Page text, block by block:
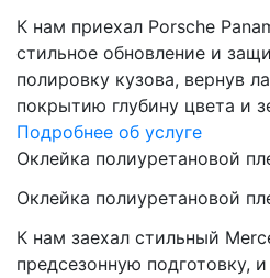
К нам приехал Porsche
стильное обновление и
полировку кузова, вернув
покрытию глубину цвета и
Подробнее об услуге
Оклейка полиуретановой
Оклейка полиуретановой
К нам заехал стильный
предсезонную подготовку,